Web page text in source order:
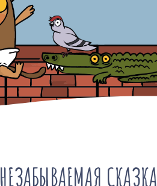
НЕЗАБЫВАЕМАЯ СКАЗКА